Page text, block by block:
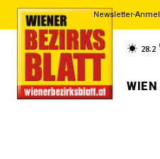
Newsletter-
28.2